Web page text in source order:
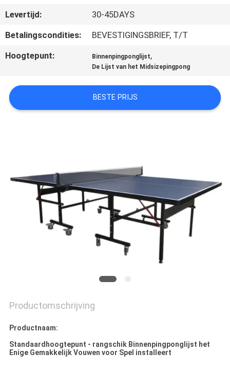
OP
VRAAG
EEN
SITEMAP
Levertijd:
30-45DAYS
Betalingscondities:
BEVESTIGINGSBRIEF, T/T
Hoogtepunt:
Binnenpingponglijst,
De Lijst van het Midsizepingpong
BESTE PRIJS
Productomschrijving
Productnaam:
Standaardhoogtepunt - rangschik Binnenpingponglijst het
Enige Gemakkelijk Vouwen voor Spel installeert